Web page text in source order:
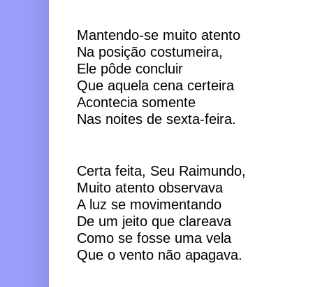
Mantendo-se muito atento
Na posição costumeira,
Ele pôde concluir
Que aquela cena certeira
Acontecia somente
Nas noites de sexta-feira.
Certa feita, Seu Raimundo,
Muito atento observava
A luz se movimentando
De um jeito que clareava
Como se fosse uma vela
Que o vento não apagava.